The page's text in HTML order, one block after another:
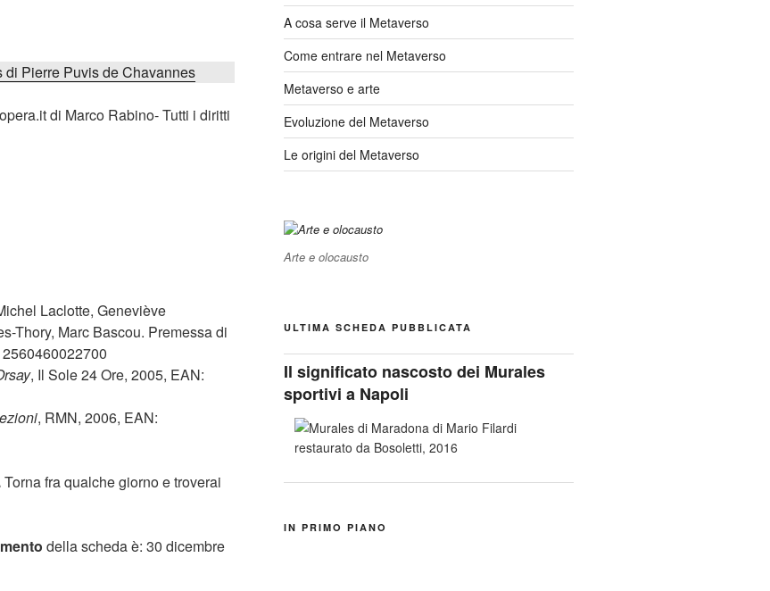
Pierre Puvis de Chavannes
di Marco Rabino- Tutti i diritti
Laclotte, Geneviève
Thory, Marc Bascou. Premessa di
, Il Sole 24 Ore, 2005, EAN:
, RMN, 2006, EAN:
Torna fra qualche giorno e troverai
della scheda è: 30 dicembre
A cosa serve il Metaverso
Come entrare nel Metaverso
Metaverso e arte
Evoluzione del Metaverso
Le origini del Metaverso
Arte e olocausto
ULTIMA SCHEDA PUBBLICATA
Il significato nascosto dei Murales
sportivi a Napoli
IN PRIMO PIANO